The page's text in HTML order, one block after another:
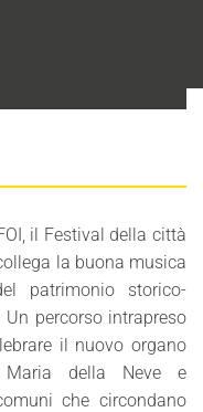
il Festival della città
la buona musica
patrimonio storico-
percorso intrapreso
il nuovo organo
della Neve e
che circondano